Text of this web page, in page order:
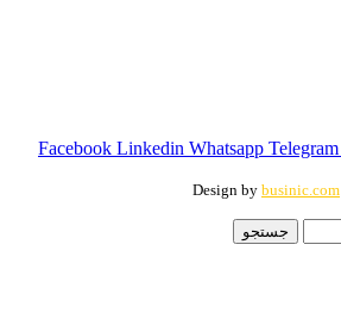
Facebook Linkedin Whatsapp Telegram
Design by businic.com
جستجو